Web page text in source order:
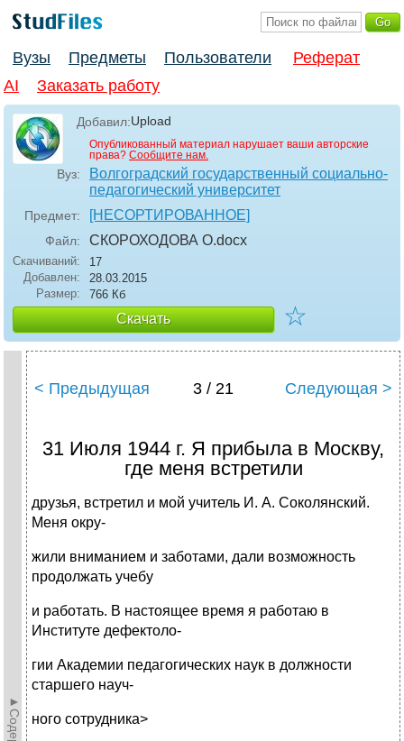
Вузы Предметы Пользователи
Реферат
AI
Заказать работу
Добавил:Upload
Опубликованный материал нарушает ваши авторские
права? Сообщите нам.
Вуз:
Волгоградский государственный социально-
педагогический университет
Предмет: [НЕСОРТИРОВАННОЕ]
Файл: СКОРОХОДОВА О.docx
Скачиваний:
17
Добавлен:
28.03.2015
Размер:
766 Кб
Скачать ☆
< Предыдущая 3 / 21 Следующая >
31 Июля 1944 г. Я прибыла в Москву,
где меня встретили
друзья, встретил и мой учитель И. А. Соколянский.
Меня окру-
жили вниманием и заботами, дали возможность
продолжать учебу
и работать. В настоящее время я работаю в
Институте дефектоло-
гии Академии педагогических наук в должности
старшего науч-
ного сотрудника>